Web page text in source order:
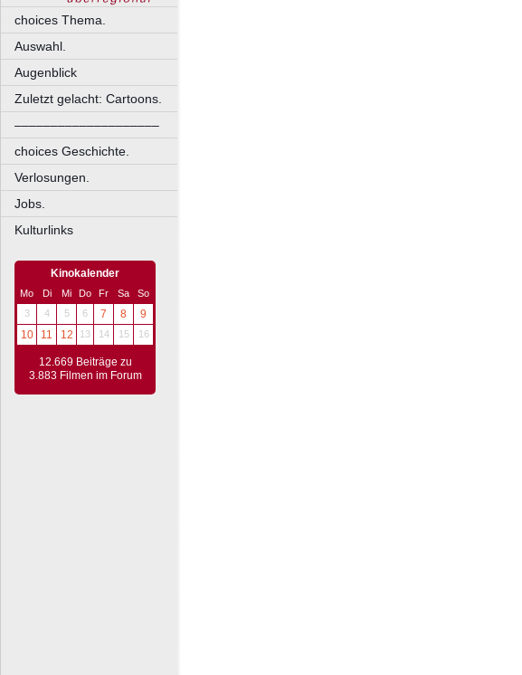
choices Thema.
Auswahl.
Augenblick
Zuletzt gelacht: Cartoons.
––––––––––––––––––––
choices Geschichte.
Verlosungen.
Jobs.
Kulturlinks
Kinokalender
Mo Di Mi Do Fr Sa
So
3
4 5 6 7 8
9
10
11 12 13 14 15 16
12.669 Beiträge zu
3.883 Filmen im Forum